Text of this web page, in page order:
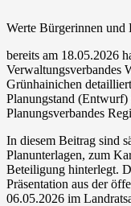
Werte Bürgerinnen und
bereits am 18.05.2026
Verwaltungsverbandes
Grünhainichen
Planungstand (Entwurf)
Planungsverbandes
In diesem Beitrag sind
Planunterlagen, zum
Beteiligung hinterlegt.
Präsentation aus der
06.05.2026 im